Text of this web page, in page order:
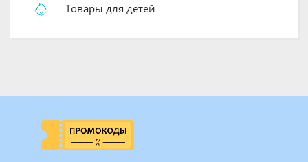
Товары для детей